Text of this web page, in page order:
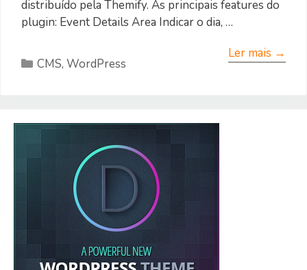
distribuído pela Themify. As principais features do
plugin: Event Details Area Indicar o dia, …
Ler mais →
Categorias
CMS,WordPress